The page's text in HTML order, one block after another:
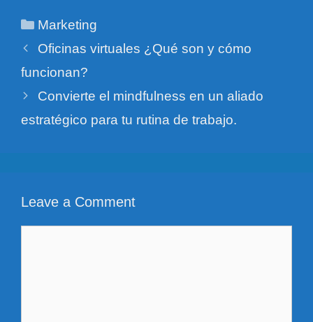
Categories
Marketing
Oficinas virtuales ¿Qué son y cómo
funcionan?
Convierte el mindfulness en un aliado
estratégico para tu rutina de trabajo.
Leave a Comment